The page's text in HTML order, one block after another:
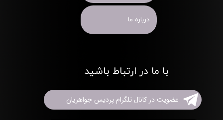
درباره ما
با ما در ارتباط باشید
عضویت در کانال تلگرام پردیس جواهریان